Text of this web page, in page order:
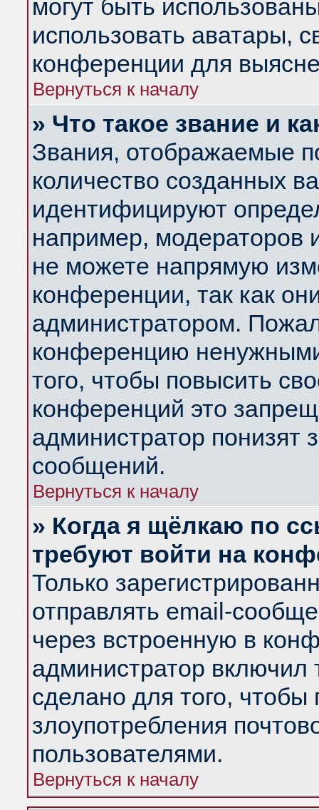
могут быть
использовать аватары,
конференции для
Вернуться к началу
» Что такое звание и
Звания, отображаемые
количество созданных
идентифицируют
например, модераторов
не можете напрямую
конференции, так как
администратором.
конференцию
того, чтобы повысить
конференций это
администратор понизят
сообщений.
Вернуться к началу
» Когда я щёлкаю по
требуют войти на
Только
отправлять email-
через встроенную в
администратор
сделано для того, чтобы
злоупотребления
пользователями.
Вернуться к началу